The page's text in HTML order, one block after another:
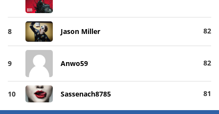
8 Jason Miller 82
9 Anwo59 82
10 Sassenach8785 81